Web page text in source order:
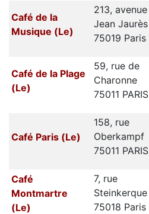
Café de la
Musique (Le)
213, avenue
Jean Jaurès
75019 Paris
Café de la Plage
(Le)
59, rue de
Charonne
75011 PARIS
Café Paris (Le)
158, rue
Oberkampf
75011 PARIS
Café
Montmartre
(Le)
7, rue
Steinkerque
75018 Paris